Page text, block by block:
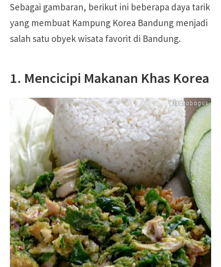
Sebagai gambaran, berikut ini beberapa daya tarik
yang membuat Kampung Korea Bandung menjadi
salah satu obyek wisata favorit di Bandung.
1. Mencicipi Makanan Khas Korea